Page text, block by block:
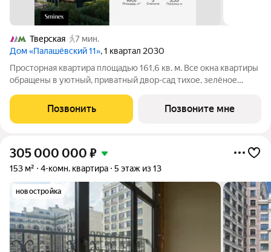
Тверская
7 мин.
Дом «Палашёвский 11», 1 квартал 2030
Просторная квартира площадью 161,6 кв. м. Все окна квартиры
обращены в уютный, приватный двор-сад тихое, зелёное
атмосфера уединения и спокойствия. Продуманная
планировка позволяет разместить 3
Позвонить Позвоните мне
305 000 000 ₽
153 м² 4-комн. квартира 5 этаж из 13
новостройка